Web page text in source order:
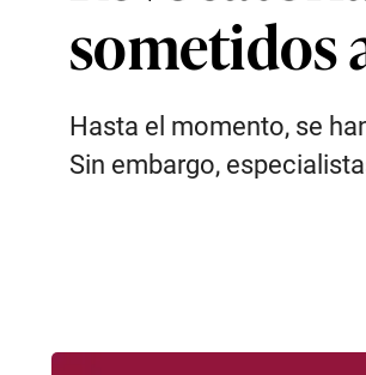
sometidos
Hasta el momento, se
Sin embargo,